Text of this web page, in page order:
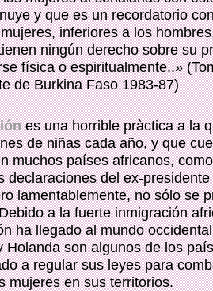
y que es un recordatorio
inferiores a los
ningún derecho sobre su
física o espiritualmente..»
de Burkina Faso 1983-87)
es una horrible pràctica a la
de niñas cada año, y que
muchos países africanos,
declaraciones del ex-
lamentablemente, no sólo se
a la fuerte inmigración
ha llegado al mundo
Holanda son algunos de los
a regular sus leyes para
mujeres en sus territorios.